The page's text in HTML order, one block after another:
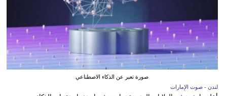
صورة تعبر عن الذكاء الاصطناعي
لندن - صوت الإمارات